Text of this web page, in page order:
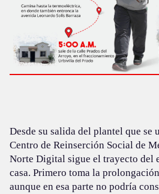
Desde su salida del plantel que se
Centro de Reinserción Social de
Norte Digital sigue el trayecto del
casa. Primero toma la
aunque en esa parte no podría